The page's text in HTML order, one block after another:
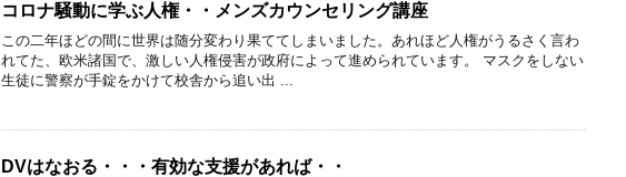
コロナ騒動に学ぶ人権・・メンズカウンセリング講座
この二年ほどの間に世界は随分変わり果ててしまいました。あれほど人権がうるさく言わ
れてた、欧米諸国で、激しい人権侵害が政府によって進められています。 マスクをしない
生徒に警察が手錠をかけて校舎から追い出 ...
DVはなおる・・・有効な支援があれば・・